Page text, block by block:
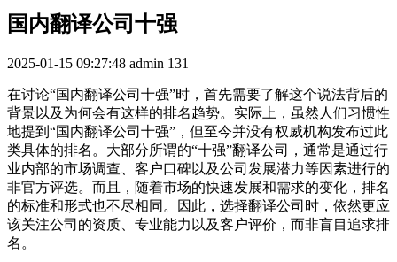
国内翻译公司十强
2025-01-15 09:27:48 admin 131
在讨论“国内翻译公司十强”时，首先需要了解这个说法背后的
背景以及为何会有这样的排名趋势。实际上，虽然人们习惯性
地提到“国内翻译公司十强”，但至今并没有权威机构发布过此
类具体的排名。大部分所谓的“十强”翻译公司，通常是通过行
业内部的市场调查、客户口碑以及公司发展潜力等因素进行的
非官方评选。而且，随着市场的快速发展和需求的变化，排名
的标准和形式也不尽相同。因此，选择翻译公司时，依然更应
该关注公司的资质、专业能力以及客户评价，而非盲目追求排
名。